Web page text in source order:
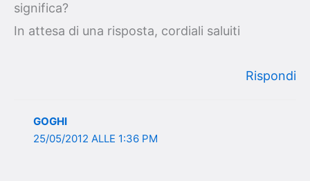
significa?
In attesa di una risposta, cordiali saluiti
Rispondi
GOGHI
25/05/2012 ALLE 1:36 PM